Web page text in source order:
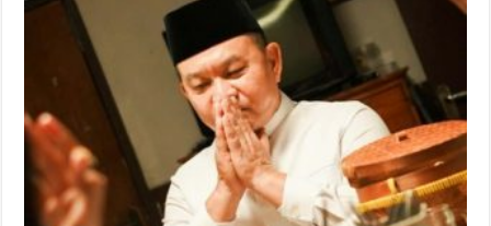
Sadboy
di
Lagu
Ramadhan
2026
Bersama
Jenderal
Dudung